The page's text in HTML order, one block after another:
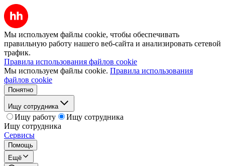
Мы используем файлы cookie, чтобы обеспечивать
правильную работу нашего веб-сайта и анализировать сетевой
трафик.
Правила использования файлов cookie
Мы используем файлы cookie. Правила использования
файлов cookie
Понятно
Ищу сотрудника
Ищу работу
Ищу сотрудника
Ищу сотрудника
Сервисы
Помощь
Ещё